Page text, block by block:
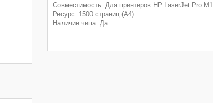
Совместимость: Для принтеров HP LaserJet Pro
Ресурс: 1500 страниц (А4)
Наличие чипа: Да